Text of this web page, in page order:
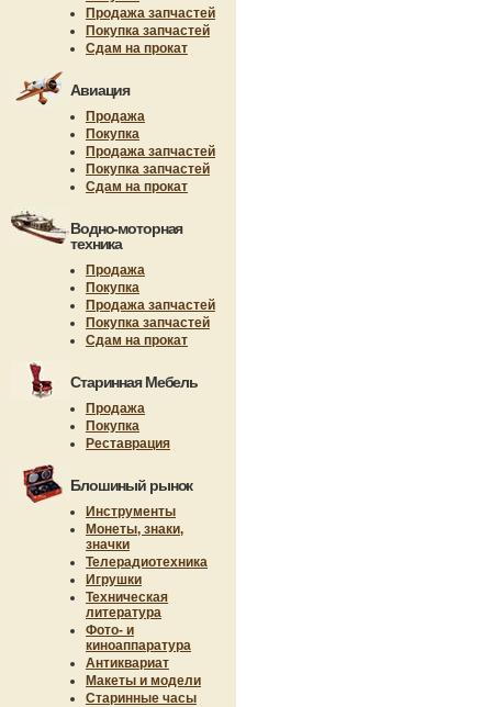
Продажа запчастей
Покупка запчастей
Сдам на прокат
Авиация
Продажа
Покупка
Продажа запчастей
Покупка запчастей
Сдам на прокат
Водно-моторная
техника
Продажа
Покупка
Продажа запчастей
Покупка запчастей
Сдам на прокат
Старинная Мебель
Продажа
Покупка
Реставрация
Блошиный рынок
Инструменты
Монеты, знаки,
значки
Телерадиотехника
Игрушки
Техническая
литература
Фото- и
киноаппаратура
Антиквариат
Макеты и модели
Старинные часы